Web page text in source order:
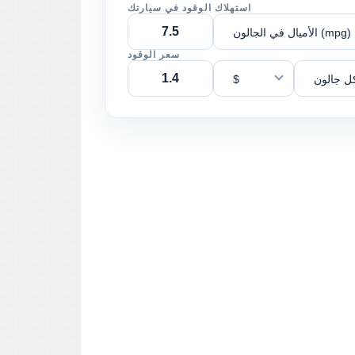
استهلاك الوقود في سيارتك
الأميال في الجالون (mpg)
سعر الوقود
$ جالون